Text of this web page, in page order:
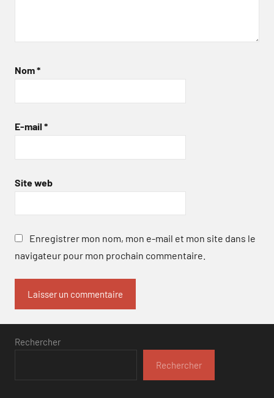
Nom*
E-mail *
Site web
Enregistrer mon nom, mon e-mail et mon site dans le
navigateur pour mon prochain commentaire.
Rechercher
Rechercher